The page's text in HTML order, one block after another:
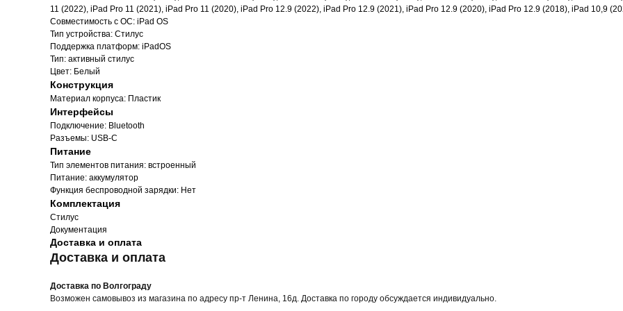
11 (2022), iPad Pro 11 (2021), iPad Pro 11 (2020), iPad Pro 12.9 (2022), iPad Pro 12.9 (2021), iPad Pro 12.9 (2020), iPad Pro 12.9 (2018), iPad 10,9
Совместимость с ОС: iPad OS
Тип устройства: Стилус
Поддержка платформ: iPadOS
Тип: активный стилус
Цвет: Белый
Конструкция
Материал корпуса: Пластик
Интерфейсы
Подключение: Bluetooth
Разъемы: USB-C
Питание
Тип элементов питания: встроенный
Питание: аккумулятор
Функция беспроводной зарядки: Нет
Комплектация
Стилус
Документация
Доставка и оплата
Доставка и оплата
Доставка по Волгограду
Возможен самовывоз из магазина по адресу пр-т Ленина, 16д. Доставка по городу обсуждается индивидуально.